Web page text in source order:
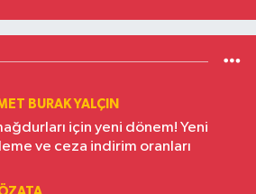
BURAK YALÇIN
için yeni dönem! Yeni
ve ceza indirim oranları